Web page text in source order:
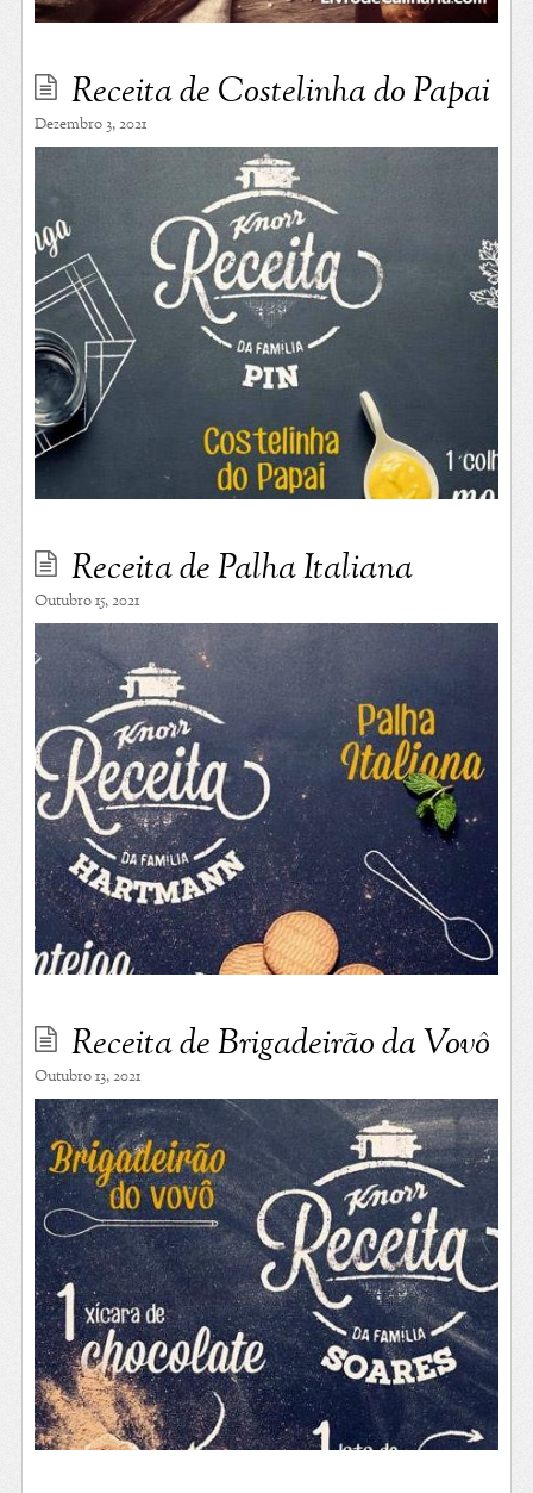
Receita de Costelinha do Papai
Dezembro 3, 2021
Receita de Palha Italiana
Outubro 15, 2021
Receita de Brigadeirão da Vovô
Outubro 13, 2021